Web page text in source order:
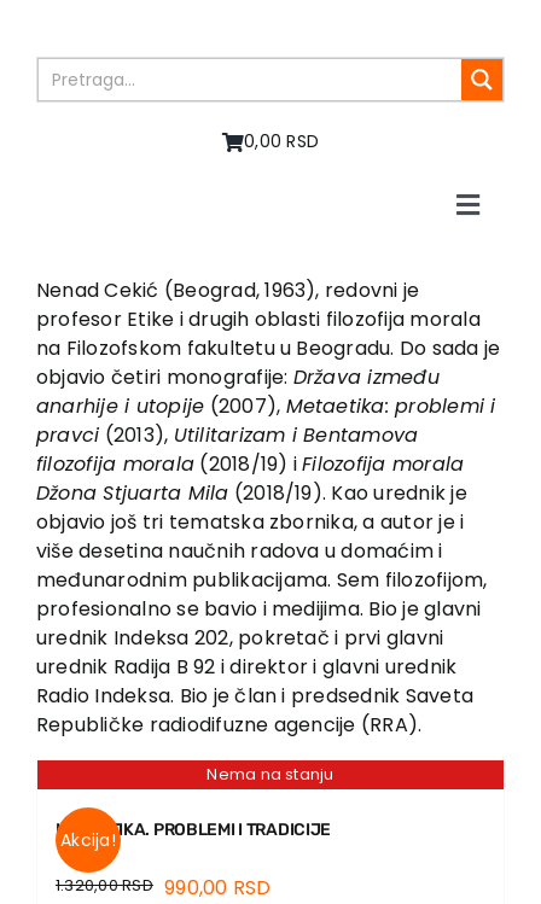
content
0,00 RSD
Toggle
About us
Books
In preparation
Sale
Authors
News
EU PROJECTS
Contact
Nenad Cekić (Beograd, 1963), redovni je
profesor Etike i drugih oblasti filozofija morala
na Filozofskom fakultetu u Beogradu. Do sada je
objavio četiri monografije: Država između
anarhije i utopije (2007), Metaetika: problemi i
pravci (2013), Utilitarizam i Bentamova
filozofija morala (2018/19) iFilozofija morala
Džona Stjuarta Mila (2018/19). Kao urednik je
objavio još tri tematska zbornika, a autor je i
više desetina naučnih radova u domaćim i
međunarodnim publikacijama. Sem filozofijom,
profesionalno se bavio i medijima. Bio je glavni
urednik Indeksa 202, pokretač i prvi glavni
urednik Radija B 92 i direktor i glavni urednik
Radio Indeksa. Bio je član i predsednik Saveta
Republičke radiodifuzne agencije (RRA).
Nema na stanju
Akcija!
METAETIKA. PROBLEMI I TRADICIJE
1.320,00RSD 990,00 RSD